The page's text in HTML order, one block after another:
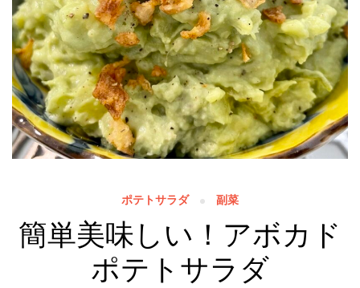
ポテトサラダ 副菜
簡単美味しい！アボカド
ポテトサラダ